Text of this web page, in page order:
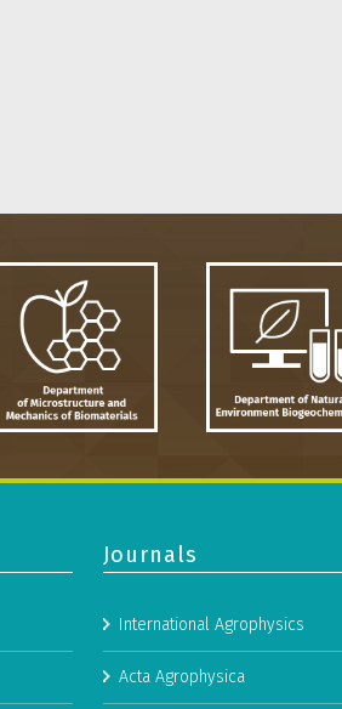
Journals
International Agrophysics
Acta Agrophysica